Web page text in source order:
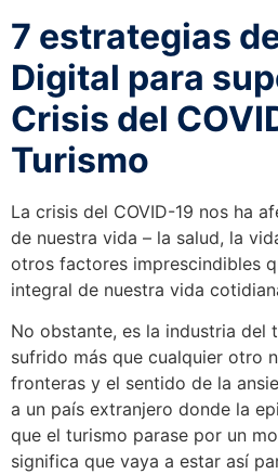
7 estrategias
Digital para
Crisis del
Turismo
La crisis del COVID-19 nos ha
de nuestra vida – la salud, la
otros factores imprescindibles
integral de nuestra vida
No obstante, es la industria del
sufrido más que cualquier otro
fronteras y el sentido de la
a un país extranjero donde la
que el turismo parase por un
significa que vaya a estar así